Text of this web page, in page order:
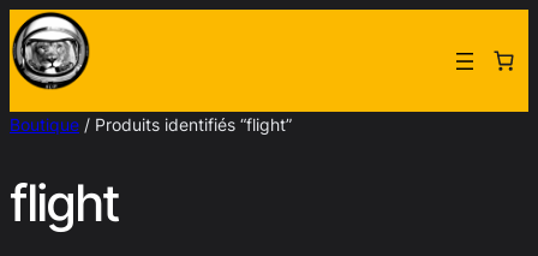
Aller
au
contenu
Boutique / Produits identifiés “flight”
flight